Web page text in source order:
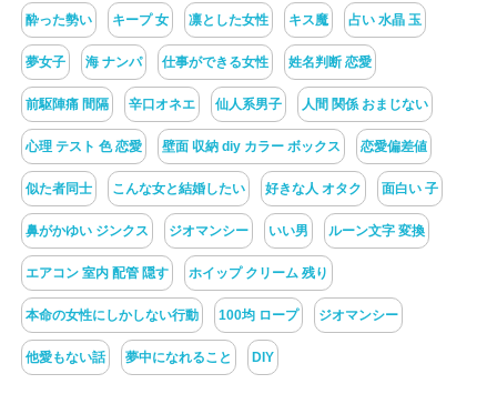
酔った勢い キープ 女 凛とした女性 キス魔 占い 水晶 玉
夢女子 海 ナンパ 仕事ができる女性 姓名判断 恋愛
前駆陣痛 間隔 辛口オネエ 仙人系男子 人間 関係 おまじない
心理 テスト 色 恋愛 壁面 収納 diy カラー ボックス 恋愛偏差値
似た者同士 こんな女と結婚したい 好きな人 オタク 面白い 子
鼻がかゆい ジンクス ジオマンシー いい男 ルーン文字 変換
エアコン 室内 配管 隠す ホイップ クリーム 残り
本命の女性にしかしない行動 100均 ロープ ジオマンシー
他愛もない話 夢中になれること DIY